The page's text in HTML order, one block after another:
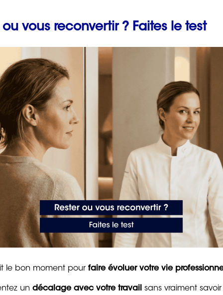
avec ORIENTACTION en vidéo
en France, offre un accompagnement
leur connaissance de soi et à planifier leur avenir
à naviguer à travers le processus du
bilan de
adaptés pour chaque individu. Avec
parcours personnalisé qui répond à leurs besoins
puissent sembler similaires, ils servent des
Le bilan de compétences est une démarche
tandis que le bilan professionnel est une
orientée par les besoins de l’employeur. Avec des
peuvent bénéficier d’une guidance experte pour
Prévenir les maladies
professionnelles en
un bilan de
avec ORIENTACTION
50 messages
d’encouragement
pour raviver la
et la confiance
ou vous reconvertir ? Faites le test
le bon moment pour faire évoluer votre vie
un décalage avec votre travail sans vraiment